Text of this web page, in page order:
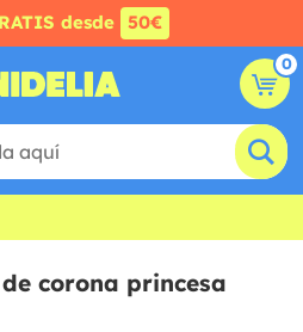
desde 50€
0
corona princesa